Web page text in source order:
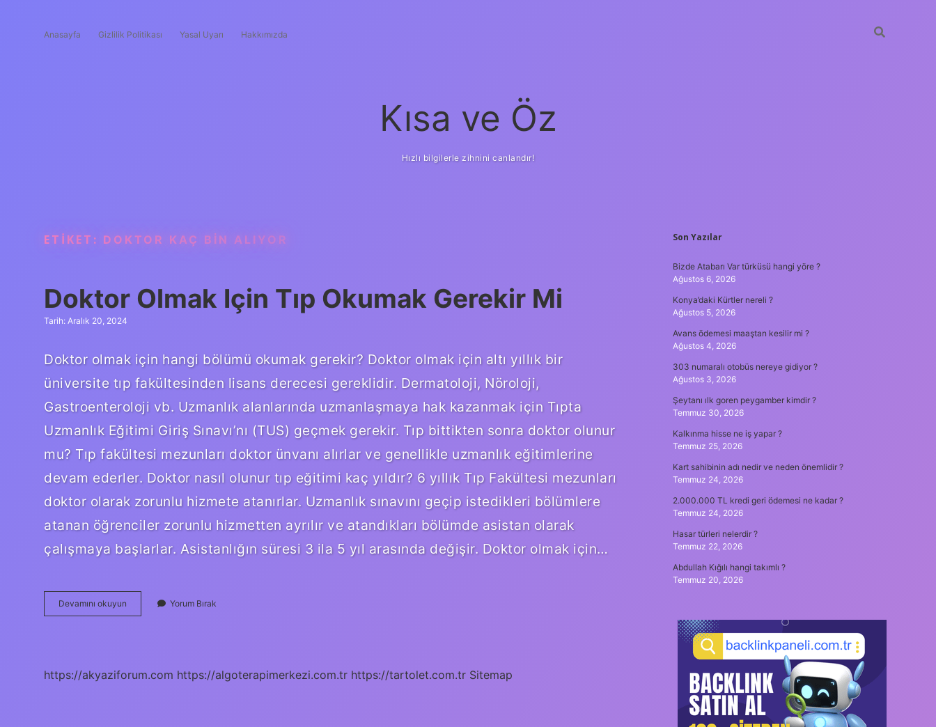
Anasayfa Gizlilik Politikası Yasal Uyarı Hakkımızda
Kısa ve Öz
Hızlı bilgilerle zihnini canlandır!
ETIKET: DOKTOR KAÇ BIN ALIYOR
Doktor Olmak Için Tıp Okumak Gerekir Mi
Tarih: Aralık 20, 2024
Doktor olmak için hangi bölümü okumak gerekir? Doktor olmak için altı yıllık bir
üniversite tıp fakültesinden lisans derecesi gereklidir. Dermatoloji, Nöroloji,
Gastroenteroloji vb. Uzmanlık alanlarında uzmanlaşmaya hak kazanmak için Tıpta
Uzmanlık Eğitimi Giriş Sınavı’nı (TUS) geçmek gerekir. Tıp bittikten sonra doktor olunur
mu? Tıp fakültesi mezunları doktor ünvanı alırlar ve genellikle uzmanlık eğitimlerine
devam ederler. Doktor nasıl olunur tıp eğitimi kaç yıldır? 6 yıllık Tıp Fakültesi mezunları
doktor olarak zorunlu hizmete atanırlar. Uzmanlık sınavını geçip istedikleri bölümlere
atanan öğrenciler zorunlu hizmetten ayrılır ve atandıkları bölümde asistan olarak
çalışmaya başlarlar. Asistanlığın süresi 3 ila 5 yıl arasında değişir. Doktor olmak için…
Devamını okuyun
Olmak
Mi
Yorum Bırak
https://akyaziforum.com https://algoterapimerkezi.com.tr https://tartolet.com.tr Sitemap
SIDEBAR
Son Yazılar
Bizde Atabarı Var türküsü hangi yöre ?
Ağustos 6, 2026
Konya’daki Kürtler nereli ?
Ağustos 5, 2026
Avans ödemesi maaştan kesilir mi ?
Ağustos 4, 2026
303 numaralı otobüs nereye gidiyor ?
Ağustos 3, 2026
Şeytanı ılk goren peygamber kimdir ?
Temmuz 30, 2026
Kalkınma hisse ne iş yapar ?
Temmuz 25, 2026
Kart sahibinin adı nedir ve neden önemlidir ?
Temmuz 24, 2026
2.000.000 TL kredi geri ödemesi ne kadar ?
Temmuz 24, 2026
Hasar türleri nelerdir ?
Temmuz 22, 2026
Abdullah Kığılı hangi takımlı ?
Temmuz 20, 2026